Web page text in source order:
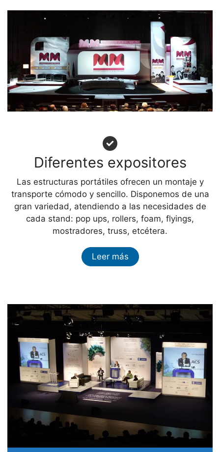
Diferentes expositores
Las estructuras portátiles ofrecen un montaje y
transporte cómodo y sencillo. Disponemos de una
gran variedad, atendiendo a las necesidades de
cada stand: pop ups, rollers, foam, flyings,
mostradores, truss, etcétera.
Leer más